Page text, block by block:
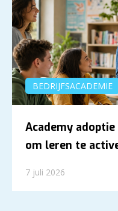
BEDRIJFSACADEMIE
Academy
om leren te
7 juli 2026